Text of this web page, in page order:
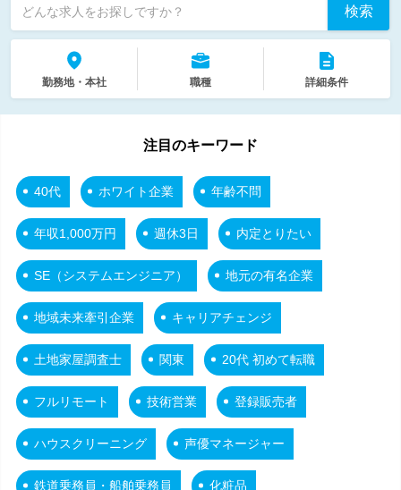
どんな求人をお探しですか？ 検索
勤務地・本社 職種 詳細条件
注目のキーワード
40代 ホワイト企業 年齢不問
年収1,000万円 週休3日 内定とりたい
SE（システムエンジニア） 地元の有名企業
地域未来牽引企業 キャリアチェンジ
土地家屋調査士 関東 20代 初めて転職
フルリモート 技術営業 登録販売者
ハウスクリーニング 声優マネージャー
鉄道乗務員・船舶乗務員 化粧品